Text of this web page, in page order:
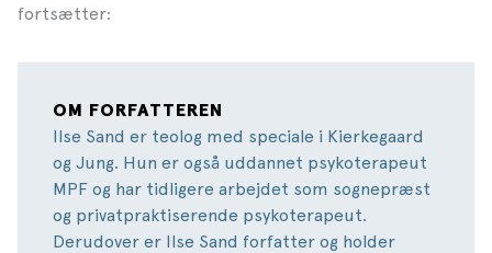
fortsætter:
OM FORFATTEREN
Ilse Sand er teolog med speciale i Kierkegaard
og Jung. Hun er også uddannet psykoterapeut
MPF og har tidligere arbejdet som sognepræst
og privatpraktiserende psykoterapeut.
Derudover er Ilse Sand forfatter og holder